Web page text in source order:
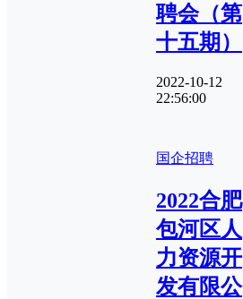
聘会（第
十五期）
2022-10-12
22:56:00
国企招聘
2022合肥
包河区人
力资源开
发有限公